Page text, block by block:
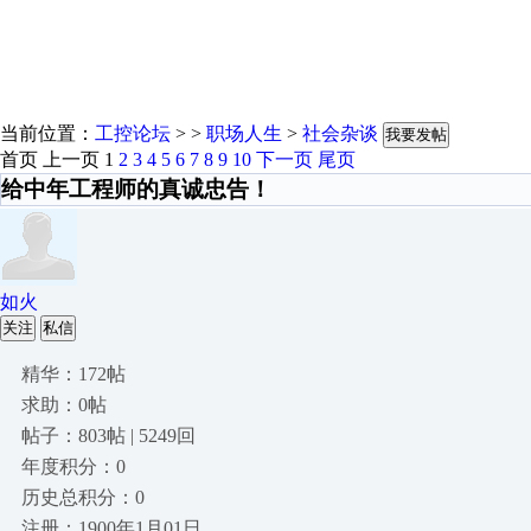
当前位置： 工控论坛 > > 职场人生 > 社会杂谈 我要发帖
首页 上一页 1 2 3 4 5 6 7 8 9 10 下一页 尾页
给中年工程师的真诚忠告！
如火
关注 私信
精华：172帖
求助：0帖
帖子：803帖 | 5249回
年度积分：0
历史总积分：0